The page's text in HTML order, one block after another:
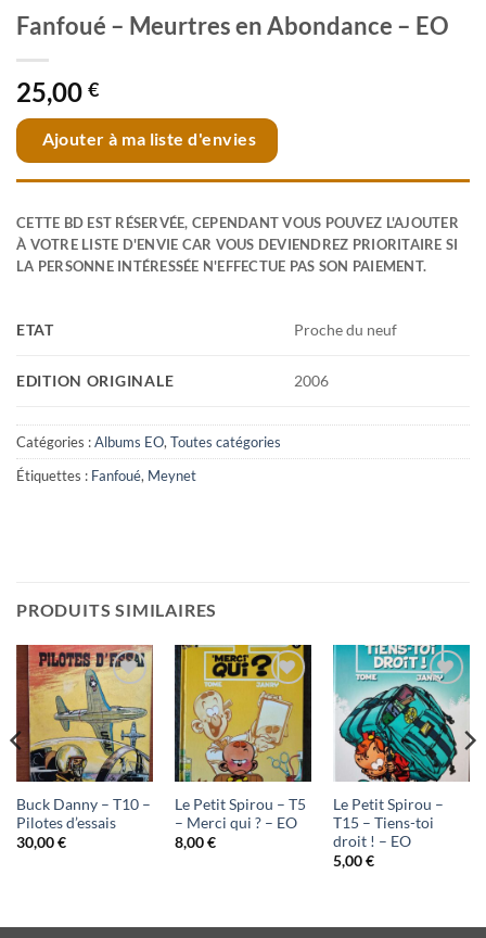
Fanfoué – Meurtres en Abondance – EO
25,00 €
Ajouter à ma liste d'envies
CETTE BD EST RÉSERVÉE, CEPENDANT VOUS POUVEZ L'AJOUTER
À VOTRE LISTE D'ENVIE CAR VOUS DEVIENDREZ PRIORITAIRE SI
LA PERSONNE INTÉRESSÉE N'EFFECTUE PAS SON PAIEMENT.
ETAT Proche du neuf
EDITION ORIGINALE 2006
Catégories :Albums EO,Toutes catégories
Étiquettes : Fanfoué, Meynet
PRODUITS SIMILAIRES
Ajouter
à ma
liste
Buck Danny – T10 –
Pilotes d’essais
30,00€
Ajouter
à ma
liste
Le Petit Spirou – T5
– Merci qui ? – EO
8,00€
Ajouter
à ma
liste
Le Petit Spirou –
T15 – Tiens-toi
droit ! – EO
5,00€